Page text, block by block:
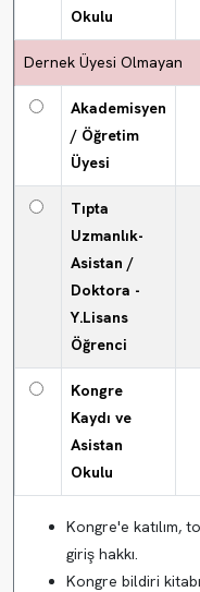
Okulu
Dernek Üyesi Olmayan
Akademisyen
/ Öğretim
Üyesi
Tıpta
Uzmanlık-
Asistan /
Doktora -
Y.Lisans
Öğrenci
Kongre
Kaydı ve
Asistan
Okulu
Kongre'e katılım,
giriş hakkı.
Kongre bildiri